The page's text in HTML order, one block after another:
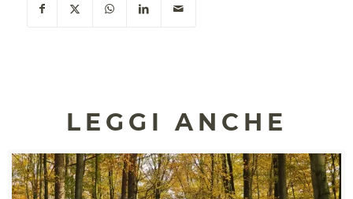
LEGGI ANCHE